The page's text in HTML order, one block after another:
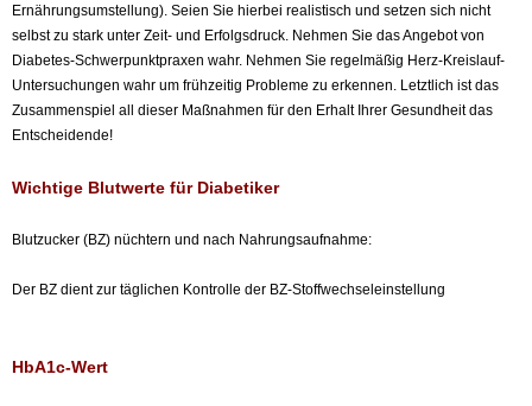
Ernährungsumstellung). Seien Sie hierbei realistisch und setzen sich nicht
selbst zu stark unter Zeit- und Erfolgsdruck. Nehmen Sie das Angebot von
Diabetes-Schwerpunktpraxen wahr. Nehmen Sie regelmäßig Herz-Kreislauf-
Untersuchungen wahr um frühzeitig Probleme zu erkennen. Letztlich ist das
Zusammenspiel all dieser Maßnahmen für den Erhalt Ihrer Gesundheit das
Entscheidende!
Wichtige Blutwerte für Diabetiker
Blutzucker (BZ) nüchtern und nach Nahrungsaufnahme:
Der BZ dient zur täglichen Kontrolle der BZ-Stoffwechseleinstellung
HbA1c-Wert